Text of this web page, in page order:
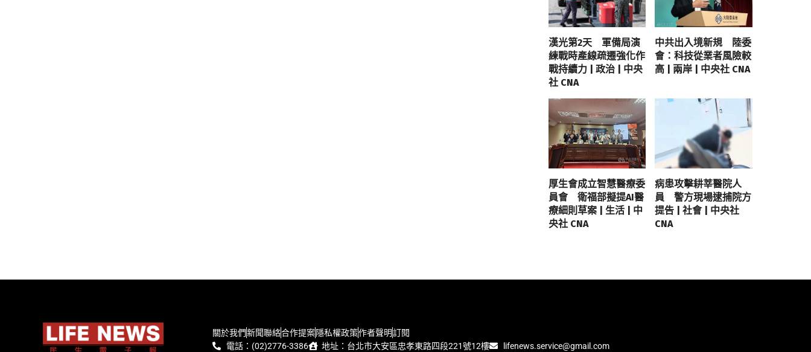
漢光第2天 軍備局演
練戰時產線疏遷強化作
戰持續力 | 政治 | 中央
社 CNA
中共出入境新規 陸委
會：科技從業者風險較
高 | 兩岸 | 中央社 CNA
厚生會成立智慧醫療委
員會 衛福部擬提AI醫
療細則草案 | 生活 | 中
央社 CNA
病患攻擊耕莘醫院人
員 警方現場逮捕院方
提告 | 社會 | 中央社
CNA
關於我們新聞聯絡合作提案隱私權政策作者聲明訂閱
電話：(02)2776-3386
地址：台北市大安區忠孝東路四段221號12樓 lifenews.service@gmail.com